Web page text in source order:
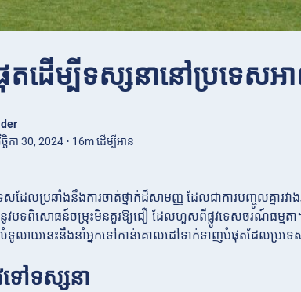
តដើម្បីទស្សនានៅប្រទេសអ
ច្ឆិកា 30, 2024 • 16m ដើម្បីអាន
ដែលប្រឆាំងនឹងការចាត់ថ្នាក់ដ៏សាមញ្ញ ដែលជាការបញ្ចូលគ្នា
នូវបទពិសោធន៍ចម្រុះមិនគួរឱ្យជឿ ដែលហួសពីផ្លូវទេសចរណ៍ធម្មតា។ មិ
លំទូលាយនេះនឹងនាំអ្នកទៅកាន់គោលដៅទាក់ទាញបំផុតដែលប្រទ
ទៅទស្សនា